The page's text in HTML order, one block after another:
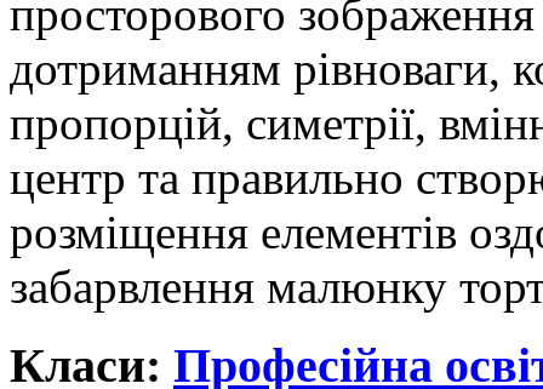
просторового
дотриманням рівноваги,
пропорцій, симетрії,
центр та правильно
розміщення елементів
забарвлення малюнку
Класи: Професійна